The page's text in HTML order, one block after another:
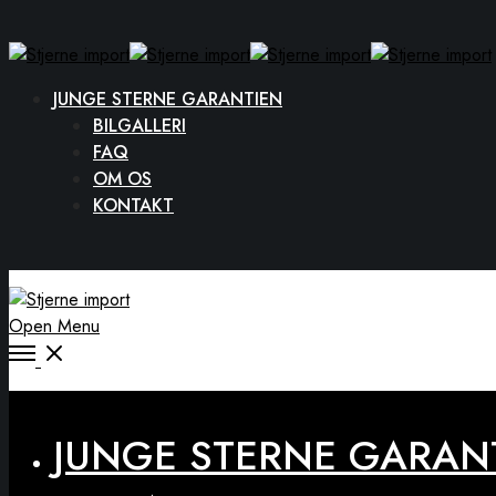
JUNGE STERNE GARANTIEN
BILGALLERI
FAQ
OM OS
KONTAKT
Open Menu
JUNGE STERNE